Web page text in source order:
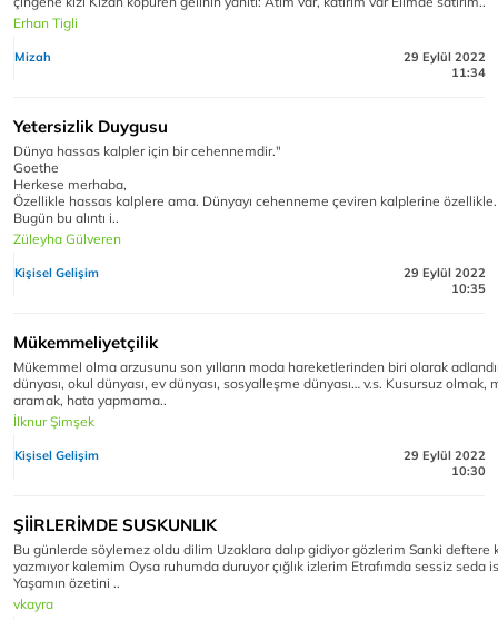
Erhan Tigli
Mizah
29 Eylül 2022
11:34
Yetersizlik Duygusu
Dünya hassas kalpler için bir cehennemdir."
Goethe
Herkese merhaba,
Özellikle hassas kalplere ama. Dünyayı cehenneme çeviren kalplerine özellikle.
Bugün bu alıntı i..
Züleyha Gülveren
Kişisel Gelişim
29 Eylül 2022
10:35
Mükemmeliyetçilik
Mükemmel olma arzusunu son yılların moda hareketlerinden biri olarak
dünyası, okul dünyası, ev dünyası, sosyalleşme dünyası… v.s. Kusursuz olmak,
aramak, hata yapmama..
İlknur Şimşek
Kişisel Gelişim
29 Eylül 2022
10:30
ŞİİRLERİMDE SUSKUNLIK
Bu günlerde söylemez oldu dilim Uzaklara dalıp gidiyor gözlerim Sanki deftere
yazmıyor kalemim Oysa ruhumda duruyor çığlık izlerim Etrafımda sessiz seda
Yaşamın özetini ..
vkayra